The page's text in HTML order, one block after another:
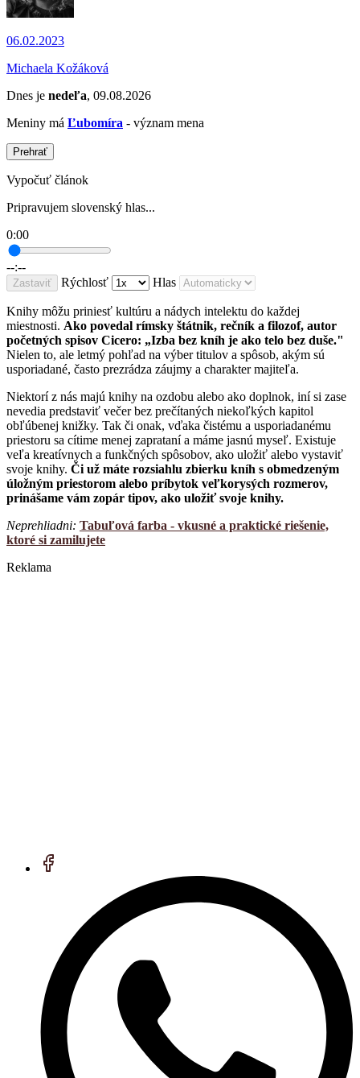
06.02.2023
Michaela Kožáková
Dnes je nedeľa, 09.08.2026
Meniny má Ľubomíra - význam mena
Prehrať
Vypočuť článok
Pripravujem slovenský hlas...
0:00
--:--
Zastaviť Rýchlosť Hlas
Knihy môžu priniesť kultúru a nádych intelektu do každej
miestnosti. Ako povedal rímsky štátnik, rečník a filozof, autor
početných spisov Cicero: „Izba bez kníh je ako telo bez duše."
Nielen to, ale letmý pohľad na výber titulov a spôsob, akým sú
usporiadané, často prezrádza záujmy a charakter majiteľa.
Niektorí z nás majú knihy na ozdobu alebo ako doplnok, iní si zase
nevedia predstaviť večer bez prečítaných niekoľkých kapitol
obľúbenej knižky. Tak či onak, vďaka čistému a usporiadanému
priestoru sa cítime menej zaprataní a máme jasnú myseľ. Existuje
veľa kreatívnych a funkčných spôsobov, ako uložiť alebo vystaviť
svoje knihy. Či už máte rozsiahlu zbierku kníh s obmedzeným
úložným priestorom alebo príbytok veľkorysých rozmerov,
prinášame vám zopár tipov, ako uložiť svoje knihy.
Neprehliadni: Tabuľová farba - vkusné a praktické riešenie,
ktoré si zamilujete
Reklama